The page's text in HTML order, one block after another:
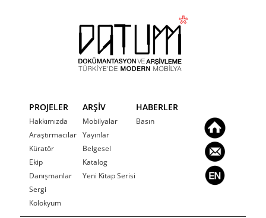
PROJELER
Hakkımızda
Araştırmacılar
Küratör
Ekip
Danışmanlar
Sergi
Kolokyum
ARŞİV
Mobilyalar
Yayınlar
Belgesel
Katalog
Yeni Kitap Serisi
HABERLER
Basın